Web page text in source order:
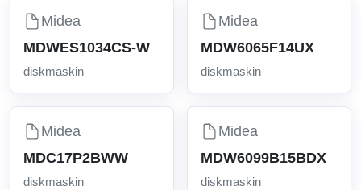
Midea
MDWES1034CS-W
diskmaskin
Midea
MDW6065F14UX
diskmaskin
Midea
MDC17P2BWW
diskmaskin
Midea
MDW6099B15BDX
diskmaskin